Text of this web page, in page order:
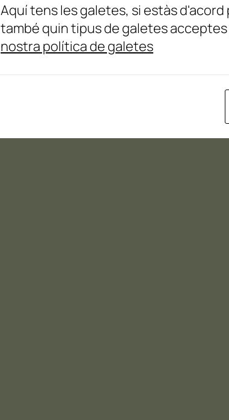
Aquí tens les galetes, si estàs
també quin tipus de galetes
nostra política de galetes